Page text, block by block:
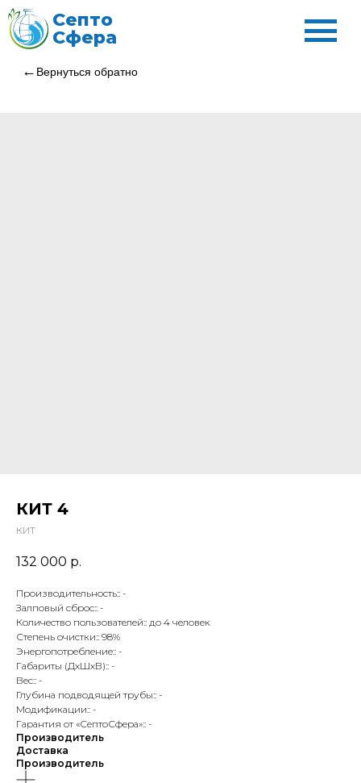
Септо
Сфера
Вернуться обратно
КИТ 4
КИТ
132 000 р.
Производительность:: -
Залповый сброс:: -
Количество пользователей:: до 4 человек
Степень очистки:: 98%
Энергопотребление:: -
Габариты (ДхШхВ):: -
Вес:: -
Глубина подводящей трубы:: -
Модификации:: -
Гарантия от «СептоСфера»:: -
Производитель
Доставка
Производитель